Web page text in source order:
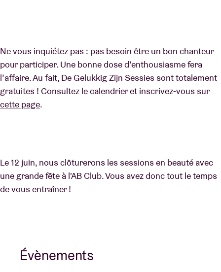
Ne vous inquiétez pas : pas besoin être un bon chanteur
pour participer. Une bonne dose d’enthousiasme fera
l’affaire. Au fait, De Gelukkig Zijn Sessies sont totalement
gratuites ! Consultez le calendrier et inscrivez-vous sur
cette page.
Le 12 juin, nous clôturerons les sessions en beauté avec
une grande fête à l'AB Club. Vous avez donc tout le temps
de vous entraîner !
Évènements